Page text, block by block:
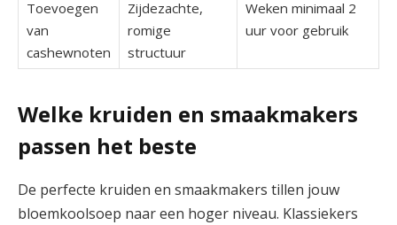
Toevoegen⁣
van
cashewnoten
Zijdezachte,‍
romige​
structuur
Weken minimaal ‍2
uur⁣ voor gebruik
Welke kruiden en smaakmakers
passen het beste
De perfecte‌ kruiden en smaakmakers tillen⁣ jouw
bloemkoolsoep naar ⁣een hoger niveau. Klassiekers⁤